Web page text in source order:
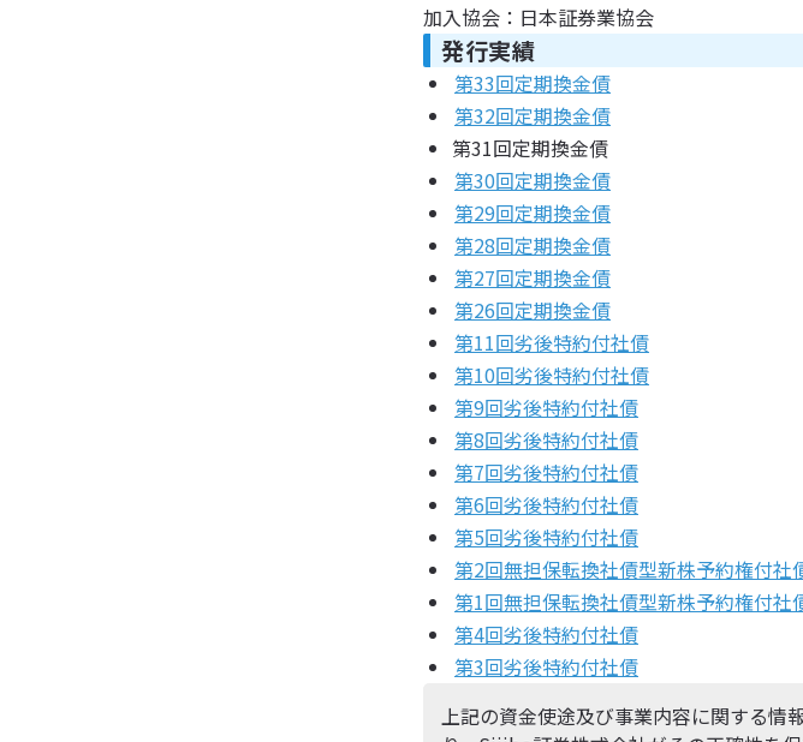
加入協会：日本証券業協会
発行実績
第33回定期換金債
第32回定期換金債
第31回定期換金債
第30回定期換金債
第29回定期換金債
第28回定期換金債
第27回定期換金債
第26回定期換金債
第11回劣後特約付社債
第10回劣後特約付社債
第9回劣後特約付社債
第8回劣後特約付社債
第7回劣後特約付社債
第6回劣後特約付社債
第5回劣後特約付社債
第2回無担保転換社債型新株予約権付社
第1回無担保転換社債型新株予約権付社
第4回劣後特約付社債
第3回劣後特約付社債
上記の資金使途及び事業内容に関する